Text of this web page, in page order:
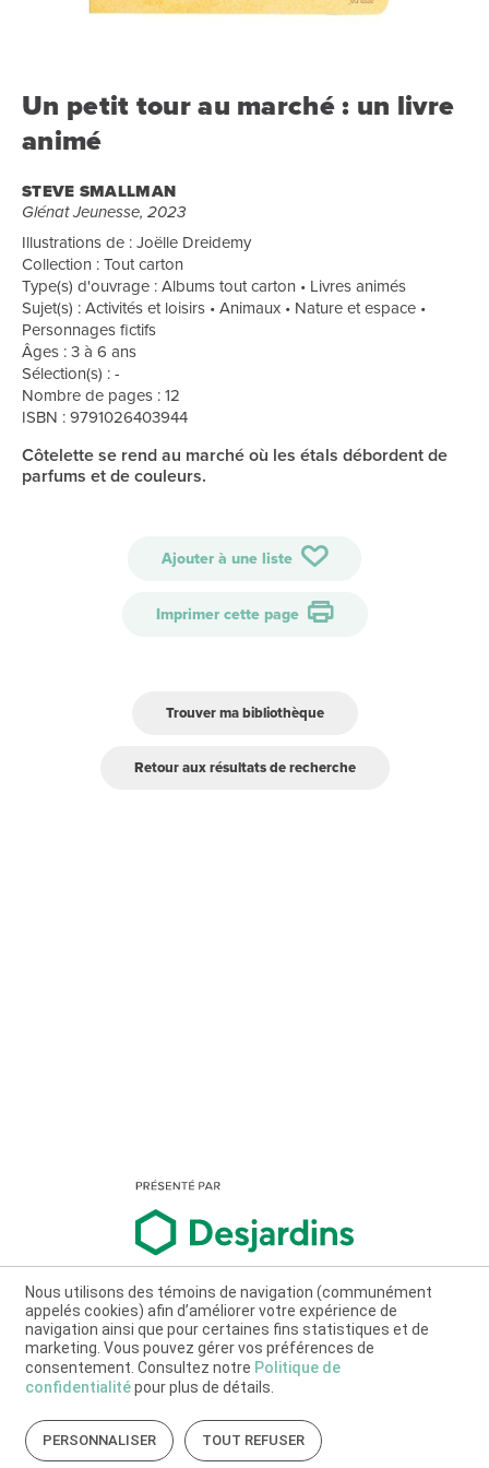
Un petit tour au marché : un livre
animé
STEVE SMALLMAN
Glénat Jeunesse, 2023
Illustrations de : Joëlle Dreidemy
Collection : Tout carton
Type(s) d'ouvrage : Albums tout carton • Livres animés
Sujet(s) : Activités et loisirs • Animaux • Nature et espace •
Personnages fictifs
Âges : 3 à 6 ans
Sélection(s) : -
Nombre de pages : 12
ISBN : 9791026403944
Côtelette se rend au marché où les étals débordent de
parfums et de couleurs.
Ajouter à une liste
Imprimer cette page
Trouver ma bibliothèque
Retour aux résultats de recherche
Nous utilisons des témoins de navigation (communément
appelés cookies) afin d’améliorer votre expérience de
navigation ainsi que pour certaines fins statistiques et de
marketing. Vous pouvez gérer vos préférences de
consentement. Consultez notre Politique de
confidentialitépour plus de détails.
PERSONNALISER TOUT REFUSER